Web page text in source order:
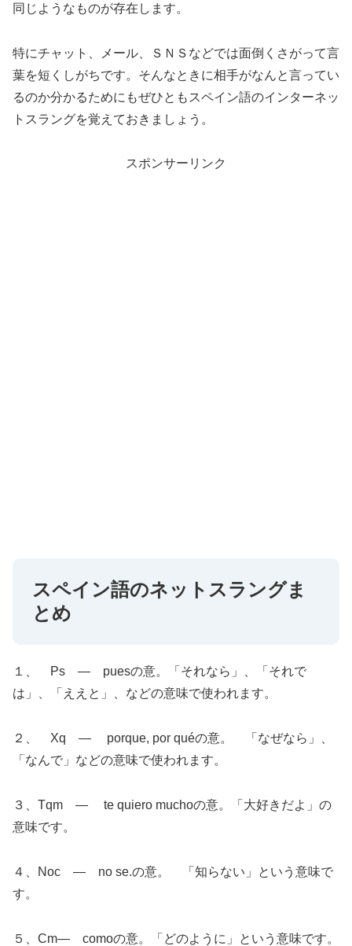
同じようなものが存在します。
特にチャット、メール、ＳＮＳなどでは面倒くさがって言
葉を短くしがちです。そんなときに相手がなんと言ってい
るのか分かるためにもぜひともスペイン語のインターネッ
トスラングを覚えておきましょう。
スポンサーリンク
スペイン語のネットスラングま
とめ
１、 Ps ― puesの意。「それなら」、「それで
は」、「ええと」、などの意味で使われます。
２、 Xq ― porque, por quéの意。 「なぜなら」、
「なんで」などの意味で使われます。
３、Tqm ― te quiero muchoの意。「大好きだよ」の
意味です。
４、Noc ― no se.の意。 「知らない」という意味で
す。
５、Cm― comoの意。「どのように」という意味です。